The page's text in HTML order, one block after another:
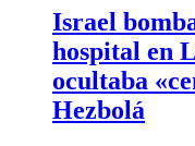
Israel
hospital en
ocultaba
Hezbolá